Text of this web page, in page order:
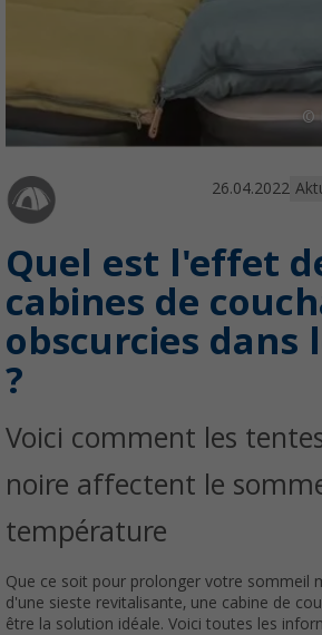
©
26.04.2022
Quel est l'effet
cabines de
obscurcies dans
?
Voici comment les
noire affectent le
température
Que ce soit pour prolonger votre sommeil
d'une sieste revitalisante, une cabine de
être la solution idéale. Voici toutes les